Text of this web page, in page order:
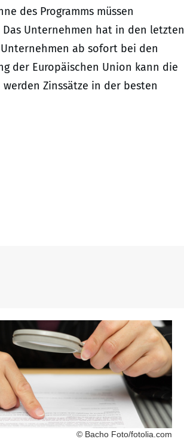
des Programms müssen
Unternehmen hat in den letzten
ab sofort bei den
der Europäischen Union kann die
Zinssätze in der besten
© Bacho Foto/fotolia.com